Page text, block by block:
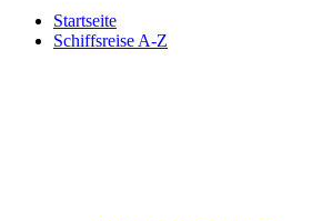
Startseite
Schiffsreise A-Z